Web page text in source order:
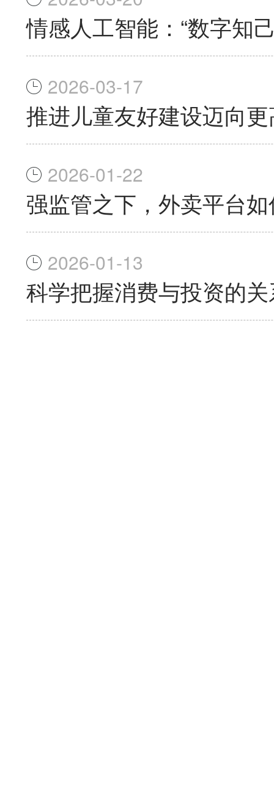
情感人工智能：“数字知
2026-03-17
推进儿童友好建设迈向
2026-01-22
强监管之下，外卖平台
2026-01-13
科学把握消费与投资的